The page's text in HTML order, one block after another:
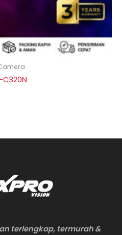
C320N
terlengkap, termurah &